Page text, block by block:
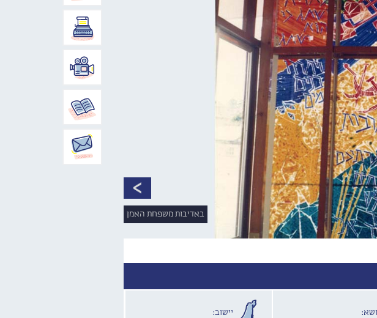
באדיבות משפחת האמן
יישוב: